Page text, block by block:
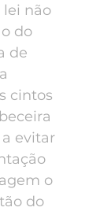
lei não
do
de
cintos
evitar
o
do